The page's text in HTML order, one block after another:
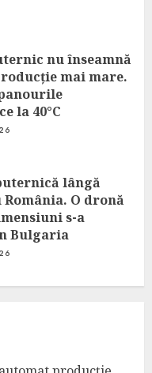
nu înseamnă
mai mare.
la 40°C
lângă
O dronă
s-a
Bulgaria